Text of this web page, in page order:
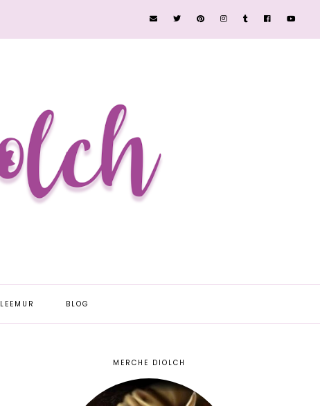
LEEMUR BLOG
MERCHE DIOLCH